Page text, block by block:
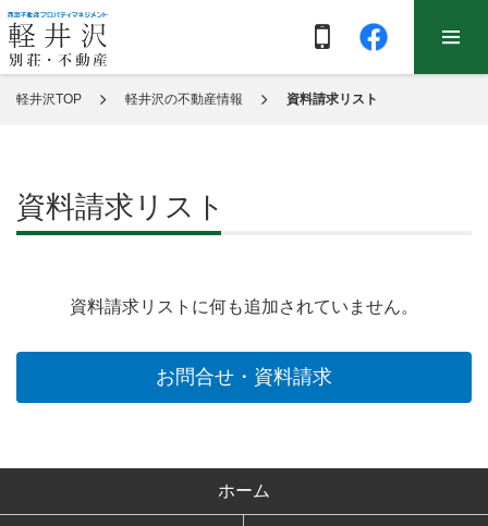
軽井沢TOP 軽井沢の不動産情報 資料請求リスト
資料請求リスト
資料請求リストに何も追加されていません。
お問合せ・資料請求
ホーム